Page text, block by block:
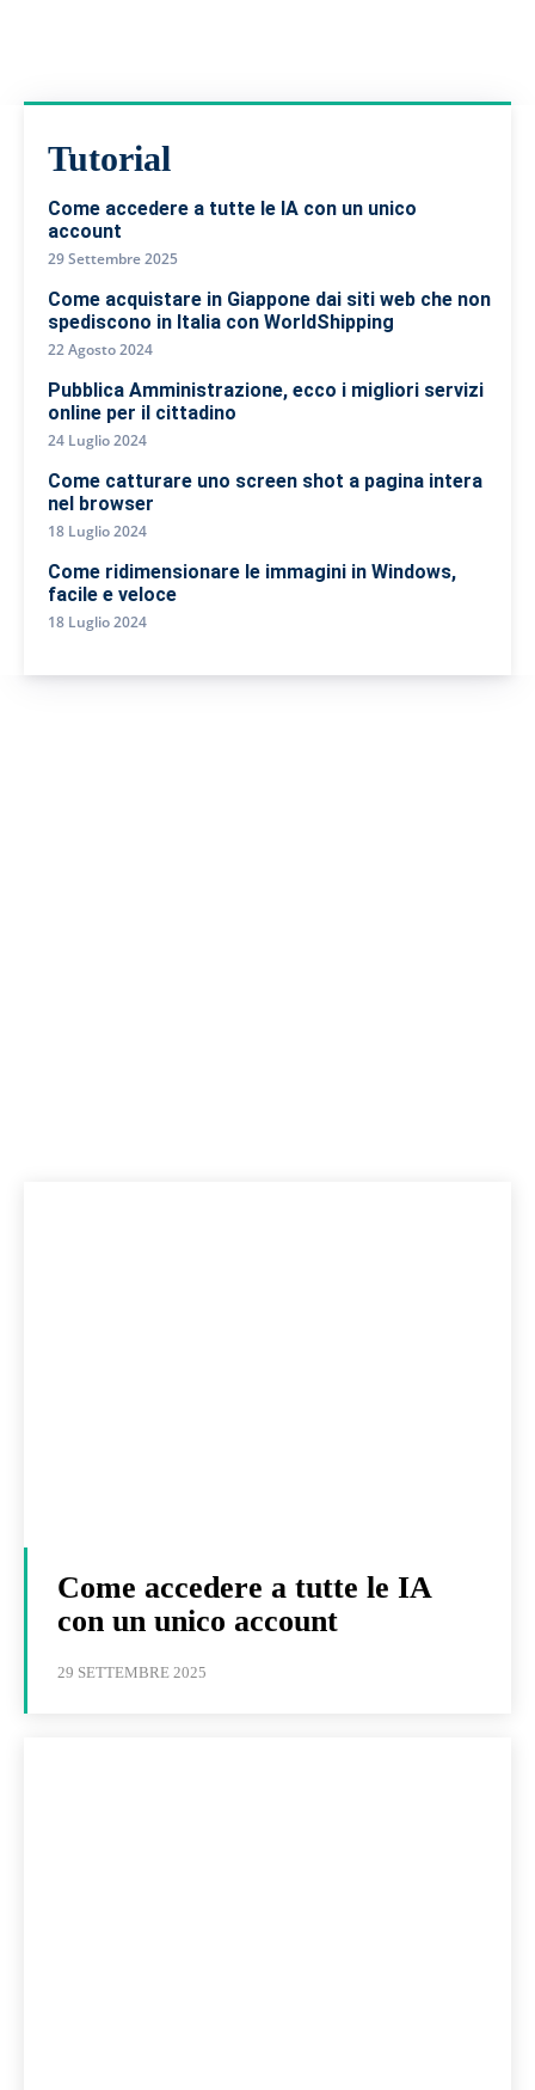
Tutorial
Come accedere a tutte le IA con un unico
account
29 Settembre 2025
Come acquistare in Giappone dai siti web che non
spediscono in Italia con WorldShipping
22 Agosto 2024
Pubblica Amministrazione, ecco i migliori servizi
online per il cittadino
24 Luglio 2024
Come catturare uno screen shot a pagina intera
nel browser
18 Luglio 2024
Come ridimensionare le immagini in Windows,
facile e veloce
18 Luglio 2024
Come accedere a tutte le IA
con un unico account
29 SETTEMBRE 2025